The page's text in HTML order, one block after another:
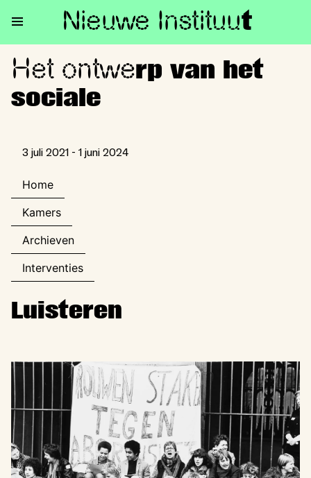
Nieuwe Instituut
Het ontwerp van het sociale
Het ontwerp van het
sociale
3 juli 2021 - 1 juni 2024
Home
Kamers
Archieven
Interventies
Luisteren